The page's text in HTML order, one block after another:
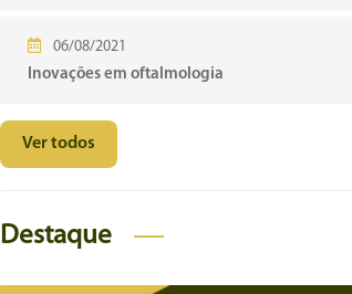
06/08/2021
Inovações em oftalmologia
Ver todos
Destaque